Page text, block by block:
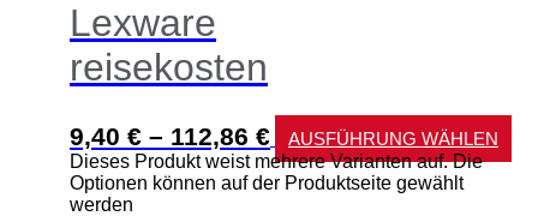
Lexware
reisekosten
9,40 € – 112,86 €
AUSFÜHRUNG WÄHLEN
Dieses Produkt weist mehrere Varianten auf. Die
Optionen können auf der Produktseite gewählt
werden